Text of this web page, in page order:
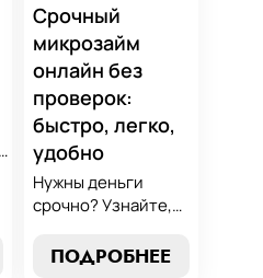
Срочный
микрозайм
онлайн без
проверок:
быстро, легко,
удобно
Нужны деньги
срочно? Узнайте,
срочный
ПОДРОБНЕЕ